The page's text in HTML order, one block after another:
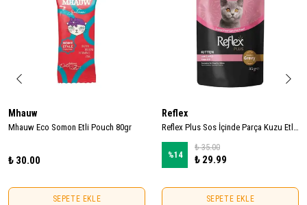
Mhauw
Mhauw Eco Somon Etli Pouch 80gr
₺ 30.00
SEPETE EKLE
Reflex
Reflex Plus Sos İçinde Parça Kuzu Etli Yavru Kedi Konservesi 85gr
%14
₺ 35.00
₺ 29.99
SEPETE EKLE